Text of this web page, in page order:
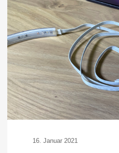
16. Januar 2021